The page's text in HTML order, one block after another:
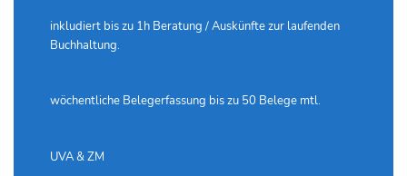
inkludiert bis zu 1h Beratung / Auskünfte zur laufenden
Buchhaltung.
wöchentliche Belegerfassung bis zu 50 Belege mtl.
UVA & ZM